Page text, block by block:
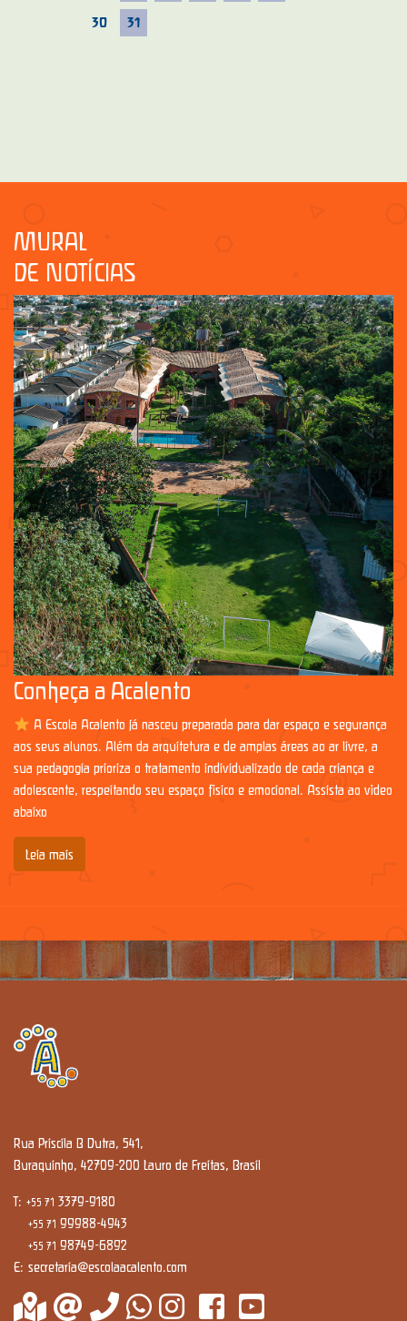
30 31
MURAL
DE NOTÍCIAS
Conheça a Acalento
A Escola Acalento já nasceu preparada para dar espaço e segurança
aos seus alunos. Além da arquitetura e de amplas áreas ao ar livre, a
sua pedagogia prioriza o tratamento individualizado de cada criança e
adolescente, respeitando seu espaço físico e emocional. Assista ao vídeo
abaixo
Leia mais
Rua Priscila B Dutra, 541,
Buraquinho, 42709-200 Lauro de Freitas, Brasil
T: +55 71 3379-9180
+55 71 99988-4943
+55 71 98749-6892
E: secretaria@escolaacalento.com